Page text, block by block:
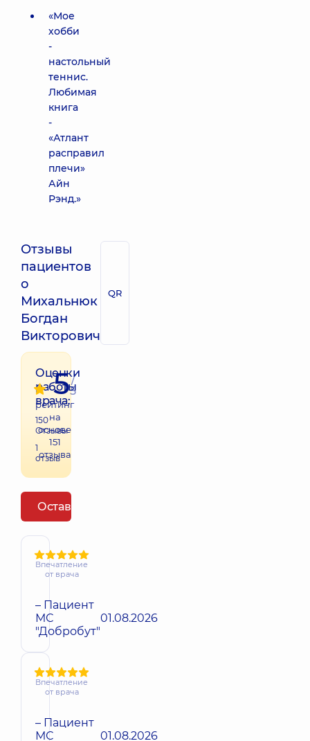
«Мое
хобби
-
настольный
теннис.
Любимая
книга
-
«Атлант
расправил
плечи»
Айн
Рэнд.»
Отзывы
пациентов
о
Михальнюк
Богдан
Викторович
QR
Оценки
работы
врача:
150
Отзывы
1
отзыв
5/
5
рейтинг
на
основе
151
отзыва
Оставить отзыв
Впечатление
от врача
– Пациент
МС
"Добробут"
01.08.2026
Впечатление
от врача
– Пациент
МС
01.08.2026